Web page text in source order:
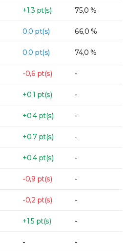
+1,3 pt(s) 75,0 %
0,0 pt(s) 66,0 %
0,0 pt(s) 74,0 %
-0,6 pt(s) -
+0,1 pt(s) -
+0,4 pt(s) -
+0,7 pt(s) -
+0,4 pt(s) -
-0,9 pt(s) -
-0,2 pt(s) -
+1,5 pt(s) -
- -